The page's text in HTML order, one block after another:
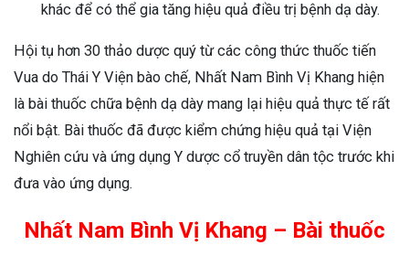
khác để có thể gia tăng hiệu quả điều trị bệnh dạ dày.
Hội tụ hơn 30 thảo dược quý từ các công thức thuốc tiến
Vua do Thái Y Viện bào chế, Nhất Nam Bình Vị Khang hiện
là bài thuốc chữa bệnh dạ dày mang lại hiệu quả thực tế rất
nổi bật. Bài thuốc đã được kiểm chứng hiệu quả tại Viện
Nghiên cứu và ứng dụng Y dược cổ truyền dân tộc trước khi
đưa vào ứng dụng.
Nhất Nam Bình Vị Khang – Bài thuốc